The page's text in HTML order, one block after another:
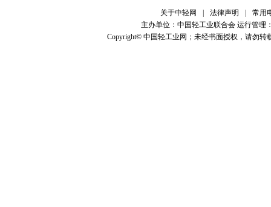
关于中轻网 法律声明
常用
主办单位：中国轻工业联合会 运行管理
Copyright© 中国轻工业网；未经书面授权，请勿转